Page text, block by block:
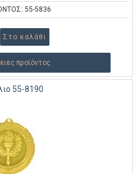
55-5836
προϊόντος
55-8190